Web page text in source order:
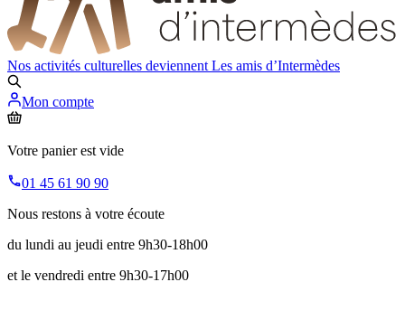
Nos activités culturelles deviennent Les amis d’Intermèdes
Mon compte
Votre panier est vide
01 45 61 90 90
Nous restons à votre écoute
du lundi au jeudi entre 9h30-18h00
et le vendredi entre 9h30-17h00